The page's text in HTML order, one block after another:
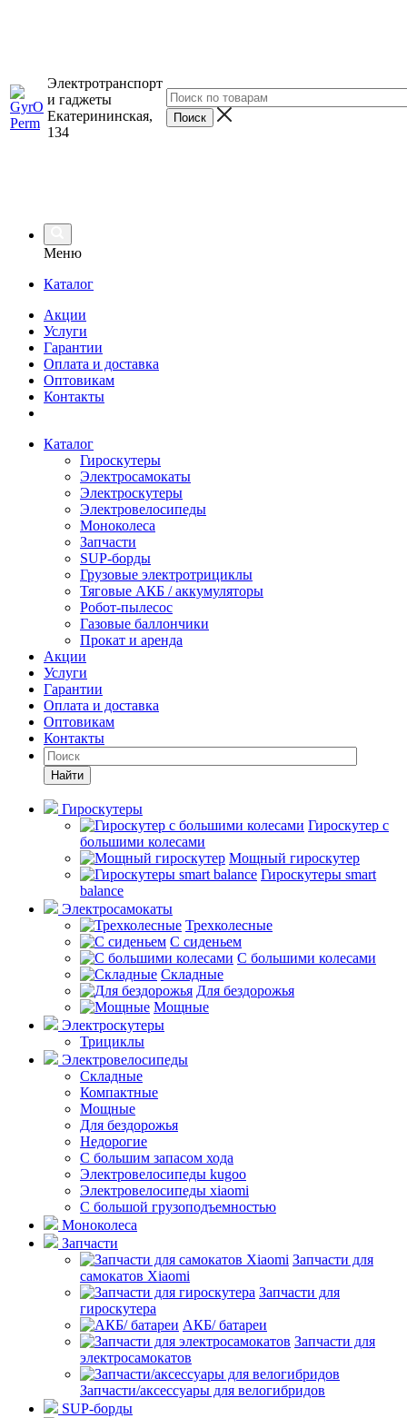
Электротранспорт
и гаджеты
Екатерининская,
134
Меню
Каталог
Акции
Услуги
Гарантии
Оплата и доставка
Оптовикам
Контакты
Каталог
Гироскутеры
Электросамокаты
Электроскутеры
Электровелосипеды
Моноколеса
Запчасти
SUP-борды
Грузовые электротрициклы
Тяговые АКБ / аккумуляторы
Робот-пылесос
Газовые баллончики
Прокат и аренда
Акции
Услуги
Гарантии
Оплата и доставка
Оптовикам
Контакты
Найти
Гироскутеры
Гироскутер с
большими колесами
Мощный гироскутер
Гироскутеры smart
balance
Электросамокаты
Трехколесные
С сиденьем
С большими колесами
Складные
Для бездорожья
Мощные
Электроскутеры
Трициклы
Электровелосипеды
Складные
Компактные
Мощные
Для бездорожья
Недорогие
С большим запасом хода
Электровелосипеды kugoo
Электровелосипеды xiaomi
С большой грузоподъемностью
Моноколеса
Запчасти
Запчасти для
самокатов Xiaomi
Запчасти для
гироскутера
АКБ/ батареи
Запчасти для
электросамокатов
Запчасти/аксессуары для велогибридов
SUP-борды